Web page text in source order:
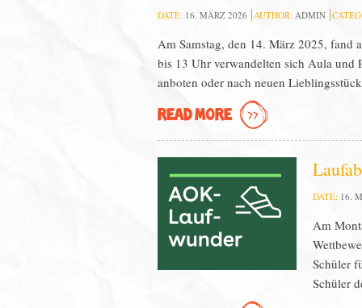
DATE: 16. MÄRZ 2026 AUTHOR: ADMIN
Am Samstag, den 14. März 2025, fand
bis 13 Uhr verwandelten sich Aula und
anboten oder nach neuen
READ MORE
DATE: 16.
Am
Schüler
Schüler